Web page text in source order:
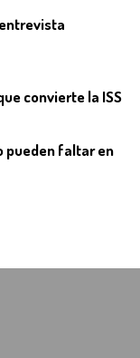
entrevista
convierte la ISS
11
pueden faltar en